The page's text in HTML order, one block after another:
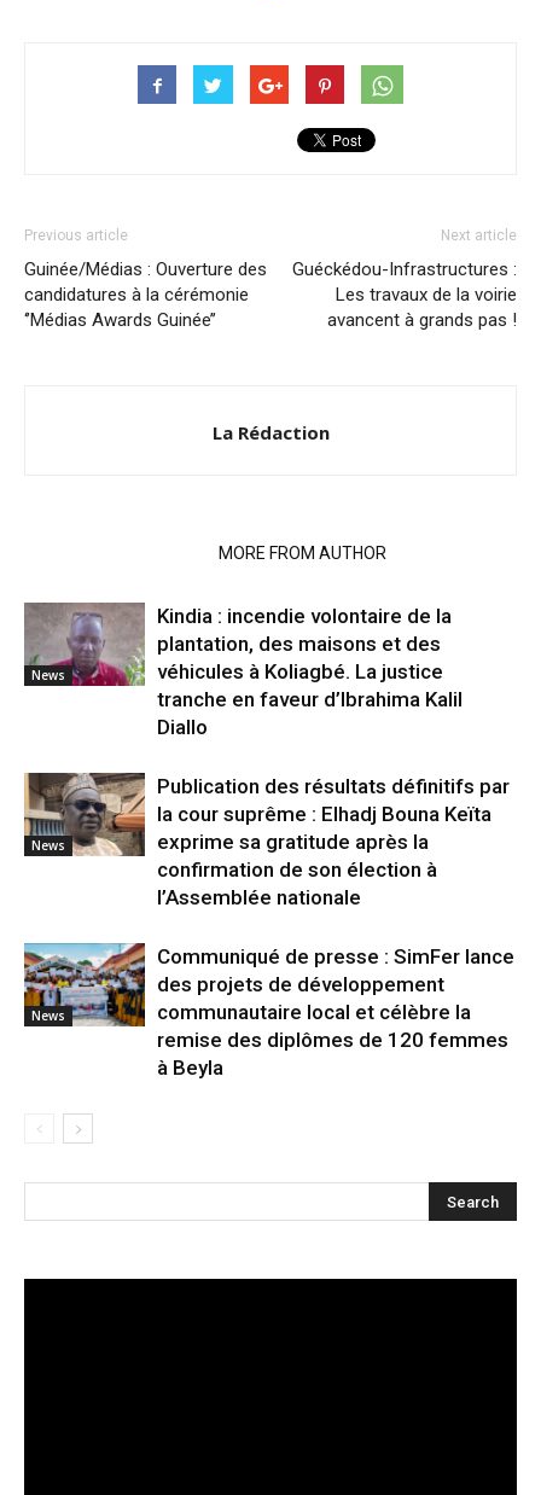
Previous article
Guinée/Médias : Ouverture des
candidatures à la cérémonie
‘’Médias Awards Guinée’’
Next article
Guéckédou-Infrastructures :
Les travaux de la voirie
avancent à grands pas !
La Rédaction
MORE FROM AUTHOR
News
Kindia : incendie volontaire de la
plantation, des maisons et des
véhicules à Koliagbé. La justice
tranche en faveur d’Ibrahima Kalil
Diallo
News
Publication des résultats définitifs par
la cour suprême : Elhadj Bouna Keïta
exprime sa gratitude après la
confirmation de son élection à
l’Assemblée nationale
News
Communiqué de presse : SimFer lance
des projets de développement
communautaire local et célèbre la
remise des diplômes de 120 femmes
à Beyla